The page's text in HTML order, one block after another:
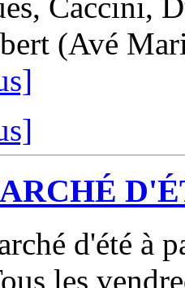
Caccini,
(Avé
d'été à
les